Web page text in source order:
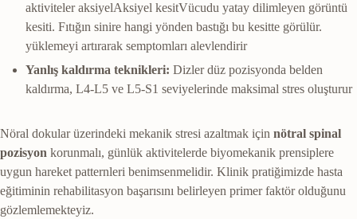
aktiviteleraksiyelAksiyel kesitVücudu yatay dilimleyen görüntü
kesiti. Fıtığın sinire hangi yönden bastığı bu kesitte görülür.
yüklemeyi artırarak semptomları alevlendirir
Yanlış kaldırma teknikleri: Dizler düz pozisyonda belden
kaldırma, L4-L5 ve L5-S1 seviyelerinde maksimal stres oluşturur
Nöral dokular üzerindeki mekanik stresi azaltmak için nötral spinal
pozisyon korunmalı, günlük aktivitelerde biyomekanik prensiplere
uygun hareket patternleri benimsenmelidir. Klinik pratiğimizde hasta
eğitiminin rehabilitasyon başarısını belirleyen primer faktör olduğunu
gözlemlemekteyiz.